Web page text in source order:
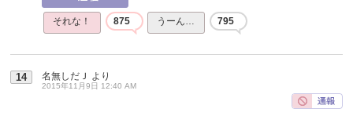
それな！ 875 うーん… 795
14 名無しだＪ より
2015年11月9日 12:40 AM